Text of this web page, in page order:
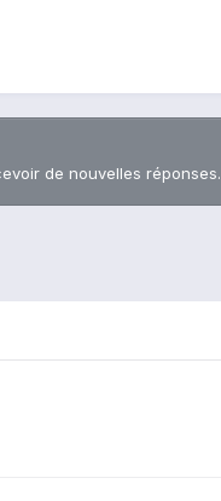
de nouvelles réponses.